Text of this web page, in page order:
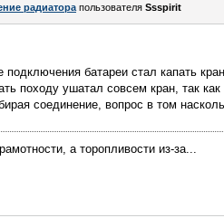
радиатора пользователя Ssspirit
подключения батареи стал капать
походу ушатал совсем кран, так
соединение, вопрос в том
а торопливости из-за...